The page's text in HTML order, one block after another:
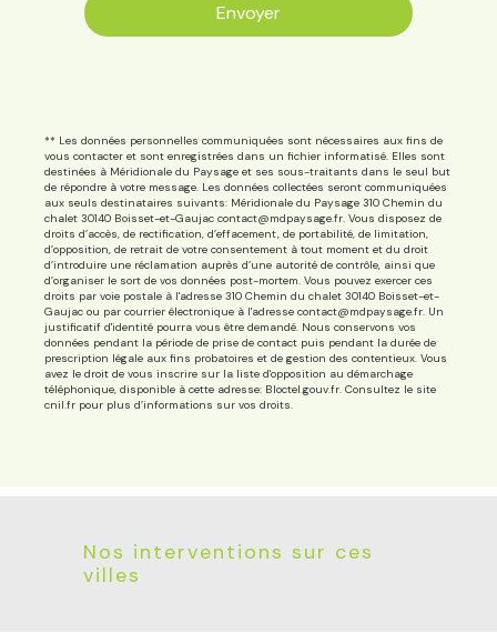
Envoyer
** Les données personnelles communiquées sont nécessaires aux fins de
vous contacter et sont enregistrées dans un fichier informatisé. Elles sont
destinées à Méridionale du Paysage et ses sous-traitants dans le seul but
de répondre à votre message. Les données collectées seront communiquées
aux seuls destinataires suivants: Méridionale du Paysage 310 Chemin du
chalet 30140 Boisset-et-Gaujac contact@mdpaysage.fr. Vous disposez de
droits d’accès, de rectification, d’effacement, de portabilité, de limitation,
d’opposition, de retrait de votre consentement à tout moment et du droit
d’introduire une réclamation auprès d’une autorité de contrôle, ainsi que
d’organiser le sort de vos données post-mortem. Vous pouvez exercer ces
droits par voie postale à l'adresse 310 Chemin du chalet 30140 Boisset-et-
Gaujac ou par courrier électronique à l'adresse contact@mdpaysage.fr. Un
justificatif d'identité pourra vous être demandé. Nous conservons vos
données pendant la période de prise de contact puis pendant la durée de
prescription légale aux fins probatoires et de gestion des contentieux. Vous
avez le droit de vous inscrire sur la liste d'opposition au démarchage
téléphonique, disponible à cette adresse: Bloctel.gouv.fr. Consultez le site
cnil.fr pour plus d’informations sur vos droits.
Nos interventions sur ces
villes